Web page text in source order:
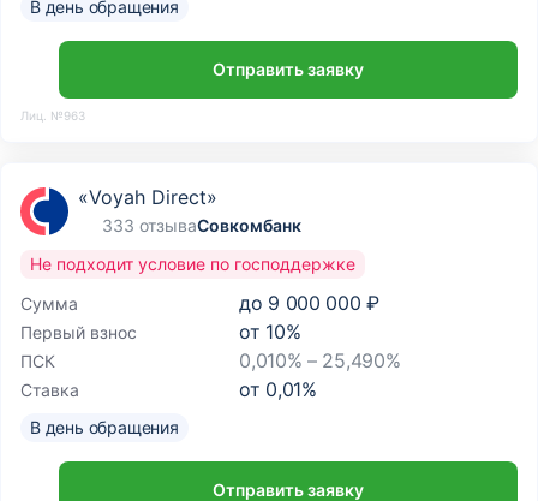
В день обращения
Отправить заявку
Лиц. №963
«Voyah Direct»
333 отзываСовкомбанк
Сумма до 9 000 000 ₽
Первый взнос от 10%
ПСК 0,010% – 25,490%
Ставка от 0,01%
Не подходит условие по господдержке
В день обращения
Отправить заявку